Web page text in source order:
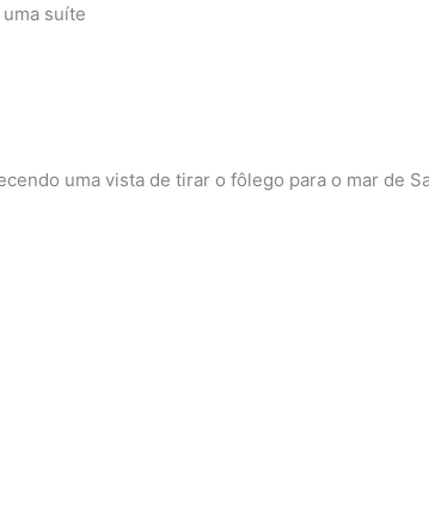
suíte
uma vista de tirar o fôlego para o mar de